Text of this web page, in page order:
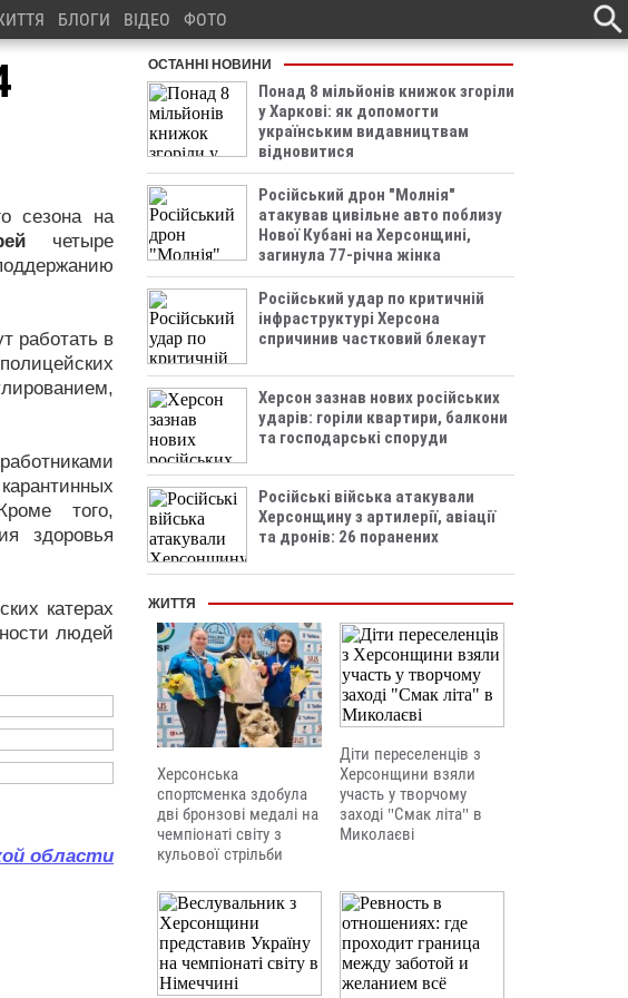
БЛОГИ ВІДЕО ФОТО
сезона на
четыре
работать в
того,
здоровья
катерах
людей
области
ОСТАННІ НОВИНИ
Понад 8 мільйонів книжок згоріли
у Харкові: як допомогти
українським видавництвам
відновитися
Російський дрон "Молнія"
атакував цивільне авто поблизу
Нової Кубані на Херсонщині,
загинула 77-річна жінка
Російський удар по критичній
інфраструктурі Херсона
спричинив частковий блекаут
Херсон зазнав нових російських
ударів: горіли квартири, балкони
та господарські споруди
Російські війська атакували
Херсонщину з артилерії, авіації
та дронів: 26 поранених
ЖИТТЯ
Херсонська
спортсменка здобула
дві бронзові медалі на
чемпіонаті світу з
кульової стрільби
Діти переселенців з
Херсонщини взяли
участь у творчому
заході "Смак літа" в
Миколаєві